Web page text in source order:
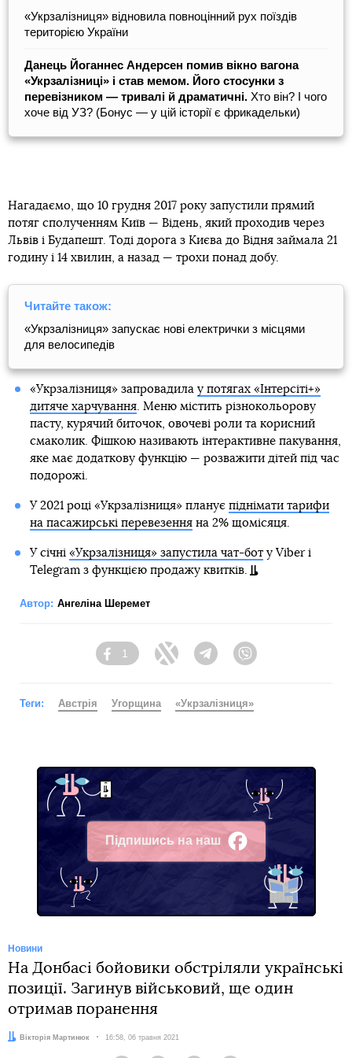
«Укрзалізниця» відновила повноцінний рух поїздів
територією України
Данець Йоганнес Андерсен помив вікно вагона
«Укрзалізниці» і став мемом. Його стосунки з
перевізником — тривалі й драматичні. Хто він? І чого
хоче від УЗ? (Бонус — у цій історії є фрикадельки)
Нагадаємо, що 10 грудня 2017 року запустили прямий
потяг сполученням Київ — Відень, який проходив через
Львів і Будапешт. Тоді дорога з Києва до Відня займала 21
годину і 14 хвилин, а назад — трохи понад добу.
Читайте також:
«Укрзалізниця» запускає нові електрички з місцями
для велосипедів
«Укрзалізниця» запровадила у потягах «Інтерсіті+»
дитяче харчування. Меню містить різнокольорову
пасту, курячий биточок, овочеві роли та корисний
смаколик. Фішкою називають інтерактивне пакування,
яке має додаткову функцію — розважити дітей під час
подорожі.
У 2021 році «Укрзалізниця» планує піднімати тарифи
на пасажирські перевезенняна 2% щомісяця.
У січні «Укрзалізниця» запустила чат-боту Viber і
Telegram з функцією продажу квитків.
Автор: Ангеліна Шеремет
Facebook
1
Twitter TelegramViber
Теги: Австрія Угорщина «Укрзалізниця»
Підпишись на наш
Facebook
Новини
На Донбасі бойовики обстріляли українські
позиції. Загинув військовий, ще один
отримав поранення
Автор:Вікторія Мартинюк Дата:
16:58, 06 травня 2021